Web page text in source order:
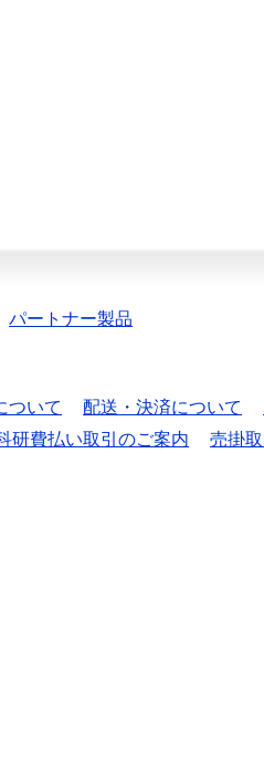
パートナー製品
ついて 配送・決済について
研費払い取引のご案内 売掛